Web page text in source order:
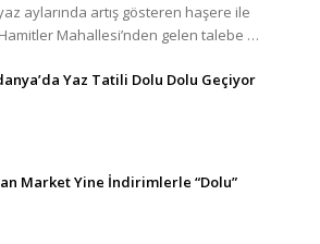
aylarında artış gösteren haşere ile
Mahallesi’nden gelen talebe …
Yaz Tatili Dolu Dolu Geçiyor
Market Yine İndirimlerle “Dolu”